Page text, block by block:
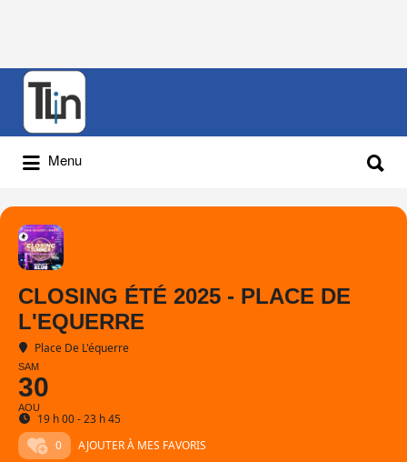
Rechercher
Menu
CLOSING ÉTÉ 2025 - PLACE DE
L'EQUERRE
Place De L'équerre
SAM
30
AOU
19 h 00 - 23 h 45
0
AJOUTER À MES FAVORIS